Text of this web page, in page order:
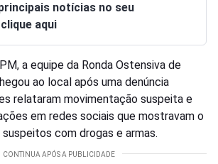
notícias no seu
aqui
a equipe da Ronda Ostensiva de
ao local após uma denúncia
relataram movimentação suspeita e
em redes sociais que mostravam o
com drogas e armas.